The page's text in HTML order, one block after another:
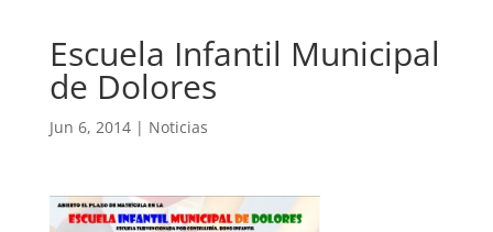
Escuela Infantil Municipal
de Dolores
Jun 6, 2014| Noticias